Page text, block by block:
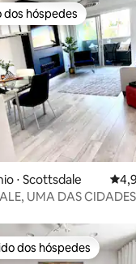
de 5, 221
dos hóspedes
dos hóspedes
⋅ Scottsdale
UMA DAS
preferidos dos
dos hóspedes